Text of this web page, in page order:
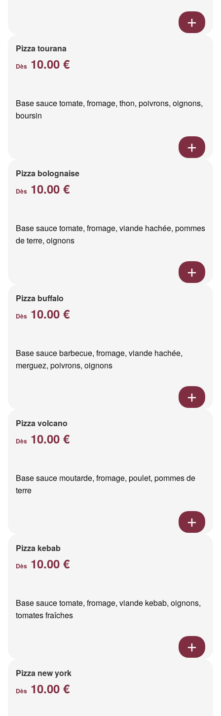
Pizza tourana
Dès 10.00 €
Base sauce tomate, fromage, thon, poivrons, oignons,
boursin
Pizza bolognaise
Dès 10.00 €
Base sauce tomate, fromage, viande hachée, pommes
de terre, oignons
Pizza buffalo
Dès 10.00 €
Base sauce barbecue, fromage, viande hachée,
merguez, poivrons, oignons
Pizza volcano
Dès 10.00 €
Base sauce moutarde, fromage, poulet, pommes de
terre
Pizza kebab
Dès 10.00 €
Base sauce tomate, fromage, viande kebab, oignons,
tomates fraîches
Pizza new york
Dès 10.00 €